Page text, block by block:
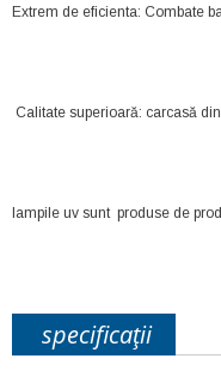
Extrem de eficienta: Combate
Calitate superioară: carcasă
lampile uv sunt produse de
specificații